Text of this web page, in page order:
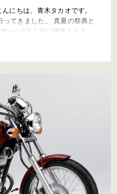
にちは、青木タカオです。
てきました。 真夏の祭典と
から8月上旬に開催されま
と、およそ1カ月早い日程で